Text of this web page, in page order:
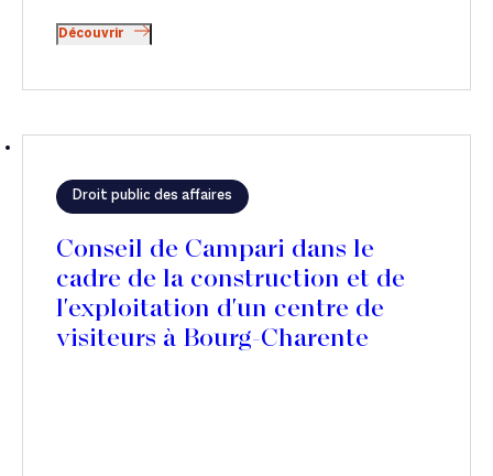
Découvrir
Droit public des affaires
Conseil de Campari dans le
cadre de la construction et de
l'exploitation d'un centre de
visiteurs à Bourg-Charente